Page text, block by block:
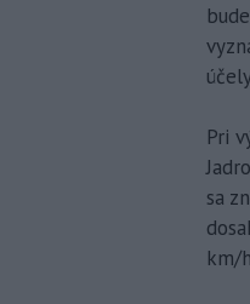
Pri
sa
km/